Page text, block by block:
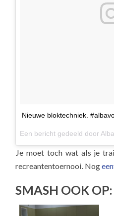
Nieuwe bloktechniek.
Een bericht gedeeld door
Je moet toch wat als je
recreantentoernooi. Nog
SMASH OOK OP: